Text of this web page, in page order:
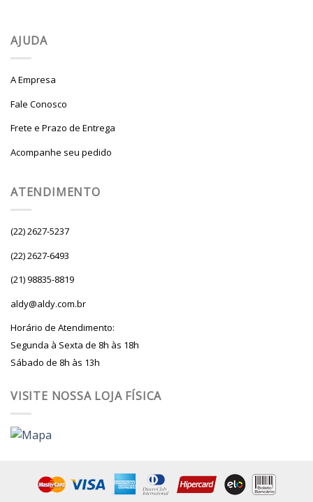
AJUDA
A Empresa
Fale Conosco
Frete e Prazo de Entrega
Acompanhe seu pedido
ATENDIMENTO
(22) 2627-5237
(22) 2627-6493
(21) 98835-8819
aldy@aldy.com.br
Horário de Atendimento:
Segunda à Sexta de 8h às 18h
Sábado de 8h às 13h
VISITE NOSSA LOJA FÍSICA